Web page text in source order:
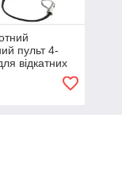
пульт 4-
відкатних